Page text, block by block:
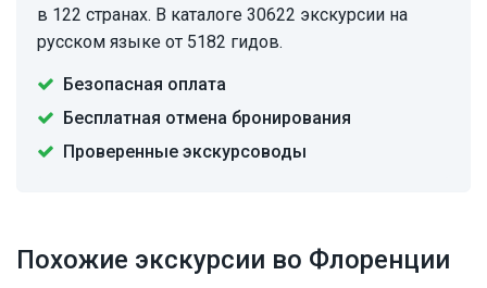
в 122 странах. В каталоге 30622 экскурсии на
русском языке от 5182 гидов.
Безопасная оплата
Бесплатная отмена бронирования
Проверенные экскурсоводы
Похожие экскурсии во Флоренции